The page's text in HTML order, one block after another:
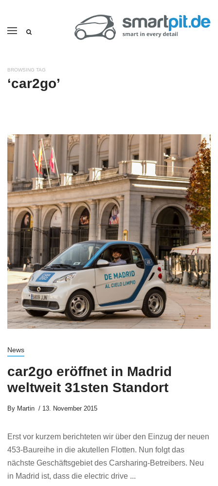
BROWSING TAG
‘car2go’
News
car2go eröffnet in Madrid
weltweit 31sten Standort
By Martin 13. November 2015
Erst vor kurzem berichteten wir über den Einzug der neuen
453-Baureihe in die akutellen Flotten. Nun folgt das
nächste Geschäftsgebiet des Carsharing-Betreibers. Neu
in Madrid ist, dass die electric drive ...